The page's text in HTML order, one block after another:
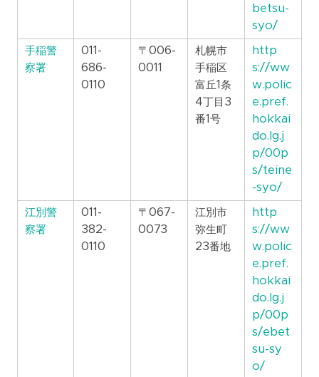
betsu-
syo/
手稲警
察署
011-
686-
0110
〒006-
0011
札幌市
手稲区
富丘1条
4丁目3
番1号
http
s://ww
w.polic
e.pref.
hokkai
do.lg.j
p/00p
s/teine
-syo/
江別警
察署
011-
382-
0110
〒067-
0073
江別市
弥生町
23番地
http
s://ww
w.polic
e.pref.
hokkai
do.lg.j
p/00p
s/ebet
su-sy
o/